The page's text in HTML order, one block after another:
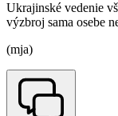
Ukrajinské vedenie
výzbroj sama osebe
(mja)